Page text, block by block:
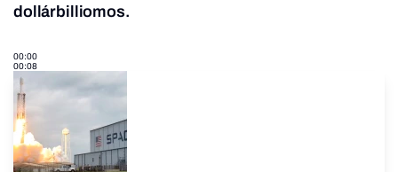
dollárbilliomos.
00:00
00:08